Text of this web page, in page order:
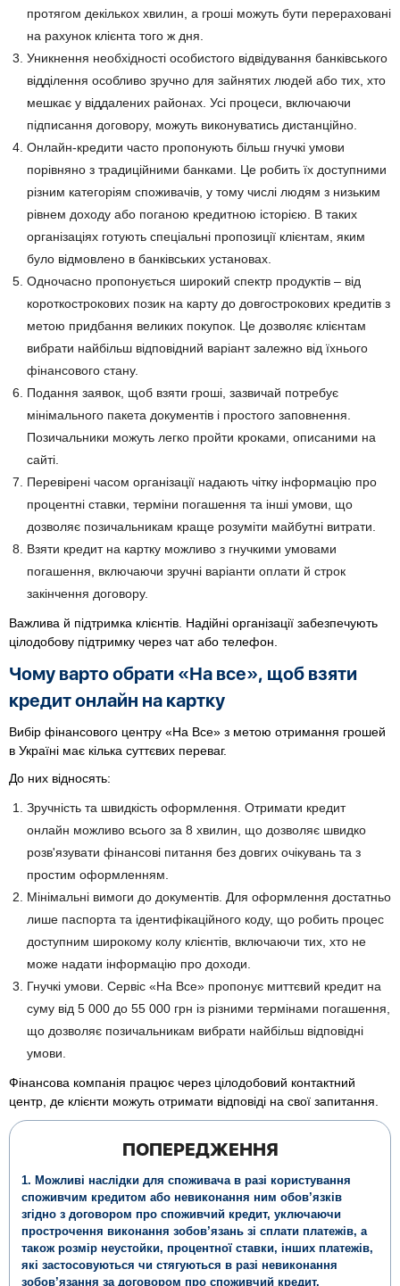
протягом декількох хвилин, а гроші можуть бути перераховані
на рахунок клієнта того ж дня.
Уникнення необхідності особистого відвідування банківського
відділення особливо зручно для зайнятих людей або тих, хто
мешкає у віддалених районах. Усі процеси, включаючи
підписання договору, можуть виконуватись дистанційно.
Онлайн-кредити часто пропонують більш гнучкі умови
порівняно з традиційними банками. Це робить їх доступними
різним категоріям споживачів, у тому числі людям з низьким
рівнем доходу або поганою кредитною історією. В таких
організаціях готують спеціальні пропозиції клієнтам, яким
було відмовлено в банківських установах.
Одночасно пропонується широкий спектр продуктів – від
короткострокових позик на карту до довгострокових кредитів з
метою придбання великих покупок. Це дозволяє клієнтам
вибрати найбільш відповідний варіант залежно від їхнього
фінансового стану.
Подання заявок, щоб взяти гроші, зазвичай потребує
мінімального пакета документів і простого заповнення.
Позичальники можуть легко пройти кроками, описаними на
сайті.
Перевірені часом організації надають чітку інформацію про
процентні ставки, терміни погашення та інші умови, що
дозволяє позичальникам краще розуміти майбутні витрати.
Взяти кредит на картку можливо з гнучкими умовами
погашення, включаючи зручні варіанти оплати й строк
закінчення договору.
Важлива й підтримка клієнтів. Надійні організації забезпечують
цілодобову підтримку через чат або телефон.
Чому варто обрати «На все», щоб взяти
кредит онлайн на картку
Вибір фінансового центру «На Все» з метою отримання грошей
в Україні має кілька суттєвих переваг.
До них відносять:
Зручність та швидкість оформлення. Отримати кредит
онлайн можливо всього за 8 хвилин, що дозволяє швидко
розв'язувати фінансові питання без довгих очікувань та з
простим оформленням.
Мінімальні вимоги до документів. Для оформлення достатньо
лише паспорта та ідентифікаційного коду, що робить процес
доступним широкому колу клієнтів, включаючи тих, хто не
може надати інформацію про доходи.
Гнучкі умови. Сервіс «На Все» пропонує миттєвий кредит на
суму від 5 000 до 55 000 грн із різними термінами погашення,
що дозволяє позичальникам вибрати найбільш відповідні
умови.
Фінансова компанія працює через цілодобовий контактний
центр, де клієнти можуть отримати відповіді на свої запитання.
ПОПЕРЕДЖЕННЯ
1. Можливі наслідки для споживача в разі користування
споживчим кредитом або невиконання ним обов’язків
згідно з договором про споживчий кредит, уключаючи
прострочення виконання зобов’язань зі сплати платежів, а
також розмір неустойки, процентної ставки, інших платежів,
які застосовуються чи стягуються в разі невиконання
зобов’язання за договором про споживчий кредит.